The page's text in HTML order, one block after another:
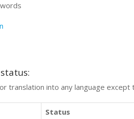
translation into any language
Status